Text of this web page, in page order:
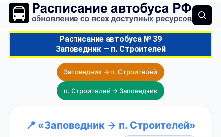
Расписание автобуса № 39
Заповедник — п. Строителей
Заповедник → п. Строителей
п. Строителей → Заповедник
📍 «Заповедник → п. Строителей»